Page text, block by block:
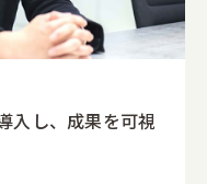
入し、成果を可視